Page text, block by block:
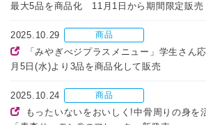
最大5品を商品化 11月1日から期間限定販売
2025.10.29 商品
「みやぎべジプラスメニュー」学生さん
月5日(水)より3品を商品化して販売
2025.10.24 商品
もったいないをおいしく!中骨周りの身を